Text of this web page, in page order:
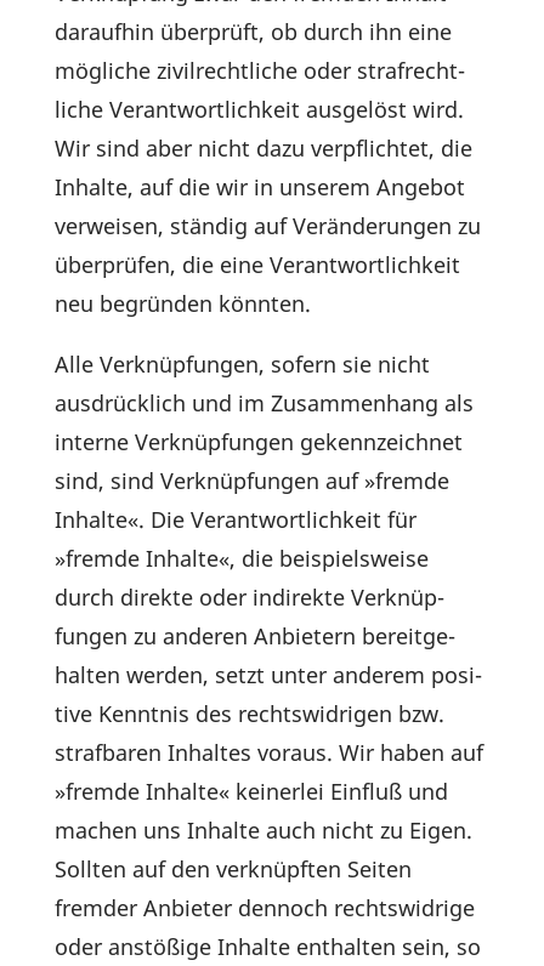
daraufhin über­prüft, ob durch ihn eine
mögliche zivil­recht­liche oder straf­recht­
liche Verant­wort­lich­keit ausge­löst wird.
Wir sind aber nicht dazu verpflichtet, die
Inhalte, auf die wir in unserem Angebot
verweisen, ständig auf Verän­de­rungen zu
über­prüfen, die eine Verant­wort­lich­keit
neu begründen könnten.
Alle Verknüp­fungen, sofern sie nicht
ausdrück­lich und im Zusam­men­hang als
interne Verknüp­fungen gekenn­zeichnet
sind, sind Verknüp­fungen auf »fremde
Inhalte«. Die Verant­wort­lich­keit für
»fremde Inhalte«, die beispiels­weise
durch direkte oder indi­rekte Verknüp­
fungen zu anderen Anbie­tern bereit­ge­
halten werden, setzt unter anderem posi­
tive Kenntnis des rechts­wid­rigen bzw.
straf­baren Inhaltes voraus. Wir haben auf
»fremde Inhalte« keinerlei Einfluß und
machen uns Inhalte auch nicht zu Eigen.
Sollten auf den verknüpften Seiten
fremder Anbieter dennoch rechts­wid­rige
oder anstö­ßige Inhalte enthalten sein, so